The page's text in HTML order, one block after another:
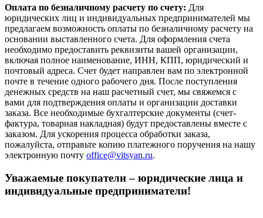
Оплата по безналичному расчету по счету: Для
юридических лиц и индивидуальных предпринимателей мы
предлагаем возможность оплаты по безналичному расчету на
основании выставленного счета. Для оформления счета
необходимо предоставить реквизиты вашей организации,
включая полное наименование, ИНН, КПП, юридический и
почтовый адреса. Счет будет направлен вам по электронной
почте в течение одного рабочего дня. После поступления
денежных средств на наш расчетный счет, мы свяжемся с
вами для подтверждения оплаты и организации доставки
заказа. Все необходимые бухгалтерские документы (счет-
фактура, товарная накладная) будут предоставлены вместе с
заказом. Для ускорения процесса обработки заказа,
пожалуйста, отправьте копию платежного поручения на нашу
электронную почту office@vitsyan.ru.
Уважаемые покупатели – юридические лица и
индивидуальные предприниматели!